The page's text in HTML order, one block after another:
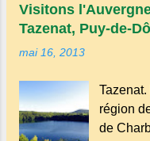
pourrait
pascada
dit "le
un des
dresse
moindre
Bien
Visitons
Tazenat, Puy-de-
mai 16, 2013
région
de